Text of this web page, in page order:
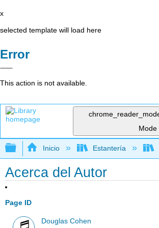
x
selected template will load here
Error
This action is not available.
Mode
Expandir/contraer jerarquía
Inicio Estantería
Acerca del Autor
Page ID
Douglas Cohen